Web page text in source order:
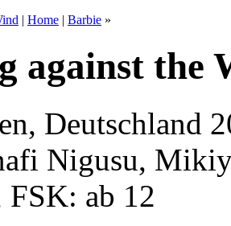
| Home | Barbie »
against the
Deutschland
Nigusu,
ab 12